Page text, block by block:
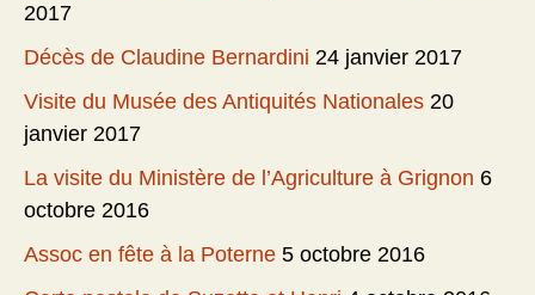
2017
Décès de Claudine Bernardini 24 janvier 2017
Visite du Musée des Antiquités Nationales 20
janvier 2017
La visite du Ministère de l’Agriculture à Grignon 6
octobre 2016
Assoc en fête à la Poterne 5 octobre 2016